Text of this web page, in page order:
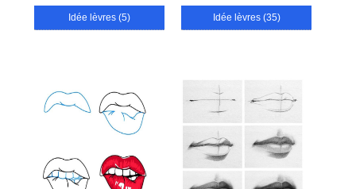
Idée lèvres (5) Idée lèvres (35)